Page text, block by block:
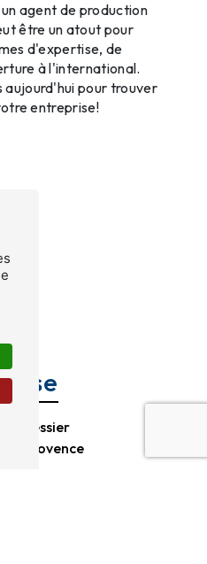
agent de production
être un atout pour
d'expertise, de
à l'international.
aujourd'hui pour trouver
entreprise!
Bressier
en-Provence